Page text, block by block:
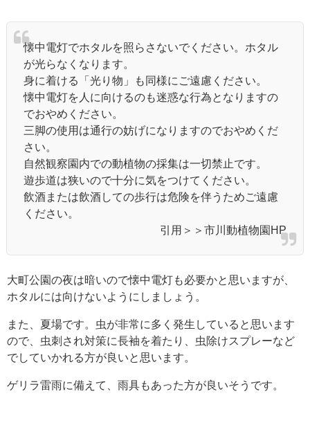
懐中電灯でホタルを照らさないでください。ホタル
が光らなくなります。
身に着ける「光り物」も同様にご遠慮ください。
懐中電灯を人に向けるのも迷惑な行為となりますの
でおやめください。
三脚の使用は通行の妨げになりますのでおやめくだ
さい。
自然観察園内での動植物の採集は一切禁止です。
遊歩道は狭いので十分に気をつけてください。
飲酒または飲酒しての歩行は危険を伴うためご遠慮
ください。
引用＞＞市川動植物園HP
大町公園の夜は暗いので懐中電灯も必要かと思いますが、
ホタルには向けないようにしましょう。
また、夏場です。虫が非常に多く発生していると思います
ので、虫刺され対策に長袖を着たり、虫除けスプレーなど
でしていかれる方が良いと思います。
ゲリラ雷雨に備えて、雨具もあった方が良いそうです。